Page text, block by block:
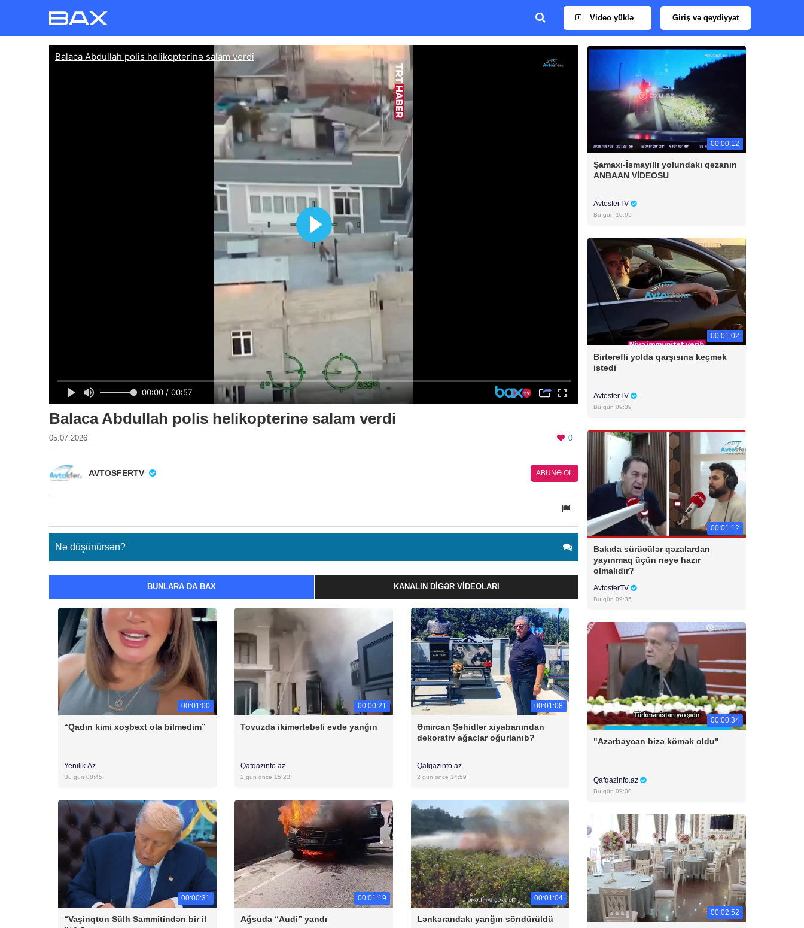
Video yüklə Giriş və qeydiyyat
Balaca Abdullah polis helikopterinə salam verdi
05.07.2026 0
AVTOSFERTV ABUNƏ OL
Nə düşünürsən?
BUNLARA DA BAX KANALIN DIGƏR VIDEOLARI
00:01:00
“Qadın kimi xoşbəxt ola bilmədim”
Yenilik.Az
Bu gün 08:45
00:00:21
Tovuzda ikimərtəbəli evdə yanğın
Qafqazinfo.az
2 gün öncə 15:22
00:01:08
Əmircan Şəhidlər xiyabanından
dekorativ ağaclar oğurlanıb?
Qafqazinfo.az
2 gün öncə 14:59
00:00:31
“Vaşinqton Sülh Sammitindən bir il
00:01:19
Ağsuda “Audi” yandı
00:01:04
Lənkərandakı yanğın söndürüldü
00:00:12
Şamaxı-İsmayıllı yolundakı qəzanın
ANBAAN VİDEOSU
AvtosferTV
Bu gün 10:05
00:01:02
Birtərəfli yolda qarşısına keçmək
istədi
AvtosferTV
Bu gün 09:39
00:01:12
Bakıda sürücülər qəzalardan
yayınmaq üçün nəyə hazır
olmalıdır?
AvtosferTV
Bu gün 09:35
00:00:34
"Azərbaycan bizə kömək oldu"
Qafqazinfo.az
Bu gün 09:00
00:02:52